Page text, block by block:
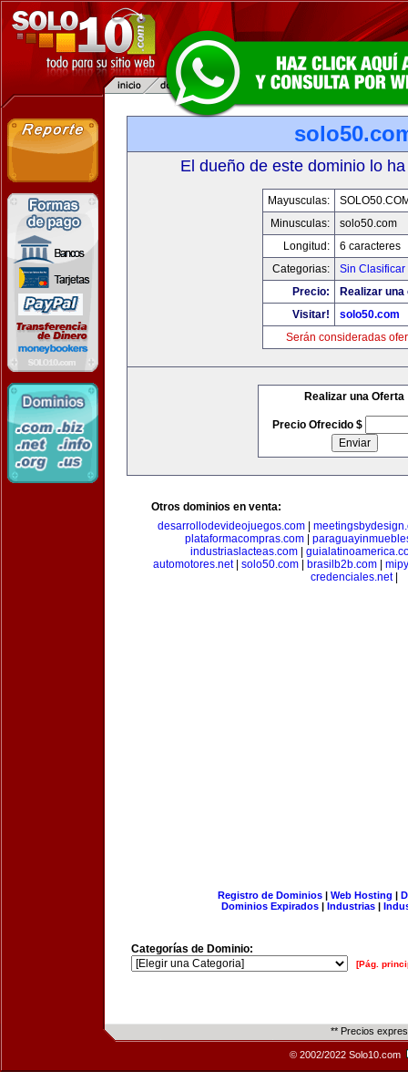
El dueño de este dominio lo
Mayusculas:
Minusculas:
solo50.com
Longitud:
6 caracteres
Categorias:
Sin Clasificar
Precio:
Realizar
Visitar!
solo50.com
Serán consideradas
Realizar una Oferta
Precio Ofrecido $
Otros dominios en venta:
desarrollodevideojuegos.com
plataformacompras.com
industriaslacteas.com
automotores.net| solo50.com brasilb2b.com
credenciales.net|
Registro de Dominios| Web Hosting |
Dominios Expirados | Industrias |
Categorías de Dominio:
[Pág.
** Precios
© 2002/2022 Solo10.com